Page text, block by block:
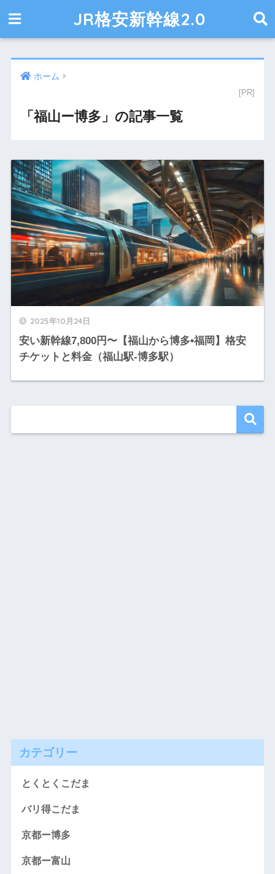
JR格安新幹線2.0
ホーム
「福山ー博多」の記事一覧
2025年10月24日
安い新幹線7,800円〜【福山から博多•福岡】格安
チケットと料金（福山駅-博多駅）
カテゴリー
とくとくこだま
バリ得こだま
京都ー博多
京都ー富山